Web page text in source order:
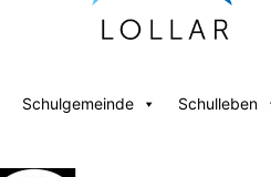
Schulgemeinde Schulleben